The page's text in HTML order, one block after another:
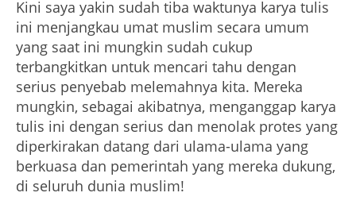
Kini saya yakin sudah tiba waktunya karya tulis
ini menjangkau umat muslim secara umum
yang saat ini mungkin sudah cukup
terbangkitkan untuk mencari tahu dengan
serius penyebab melemahnya kita. Mereka
mungkin, sebagai akibatnya, menganggap karya
tulis ini dengan serius dan menolak protes yang
diperkirakan datang dari ulama-ulama yang
berkuasa dan pemerintah yang mereka dukung,
di seluruh dunia muslim!